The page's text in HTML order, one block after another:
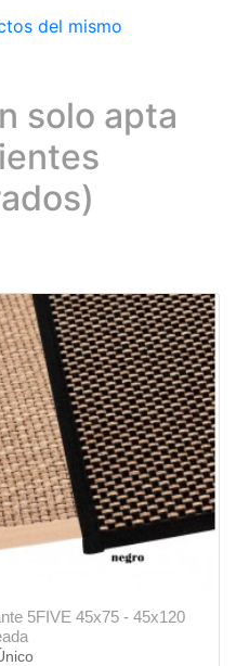
del mismo
solo apta
5FIVE 45x75 - 45x120